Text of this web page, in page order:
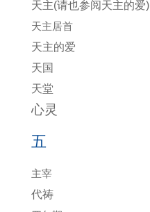
天主(请也参阅天主的爱)
天主居首
天主的爱
天国
天堂
心灵
五
主宰
代祷